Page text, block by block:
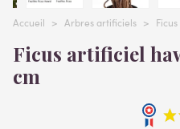
Accueil > Arbres artificiels >
Ficus artificiel hawai liane 120 à 210
cm